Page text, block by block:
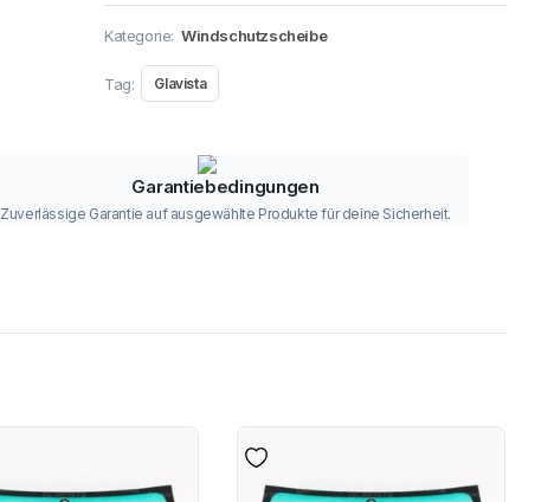
Kategorie: Windschutzscheibe
Tag: Glavista
Garantiebedingungen
Zuverlässige Garantie auf ausgewählte Produkte für deine Sicherheit.